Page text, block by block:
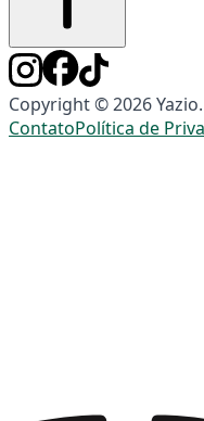
Copyright © 2026
ContatoPolítica de